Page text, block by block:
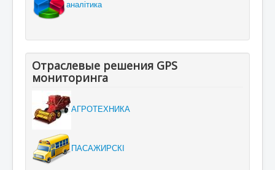
аналітика
Отраслевые решения GPS
мониторинга
АГРОТЕХНИКА
ПАСАЖИРСКІ